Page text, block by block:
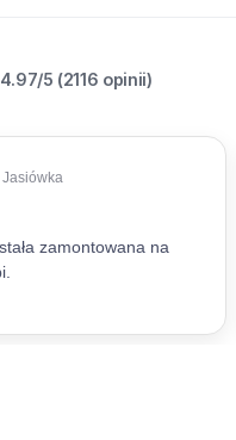
4.97/5 (2116 opinii)